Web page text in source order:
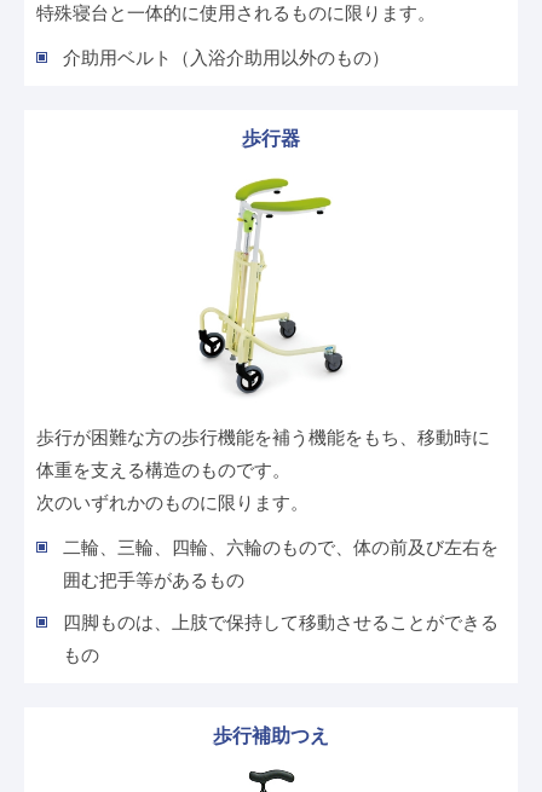
特殊寝台と一体的に使用されるものに限ります。
介助用ベルト（入浴介助用以外のもの）
歩行器
歩行が困難な方の歩行機能を補う機能をもち、移動時に
体重を支える構造のものです。
次のいずれかのものに限ります。
二輪、三輪、四輪、六輪のもので、体の前及び左右を
囲む把手等があるもの
四脚ものは、上肢で保持して移動させることができる
もの
歩行補助つえ